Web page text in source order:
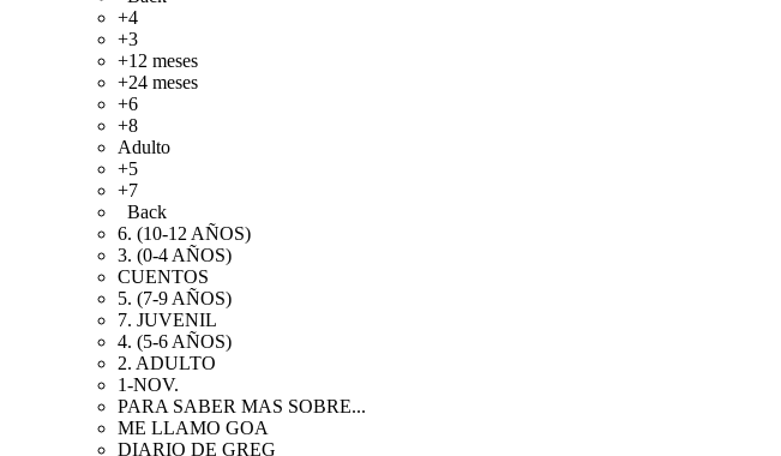
+4
+3
+12 meses
+24 meses
+6
+8
Adulto
+5
+7
Back
6. (10-12 AÑOS)
3. (0-4 AÑOS)
CUENTOS
5. (7-9 AÑOS)
7. JUVENIL
4. (5-6 AÑOS)
2. ADULTO
1-NOV.
PARA SABER MAS SOBRE...
ME LLAMO GOA
DIARIO DE GREG